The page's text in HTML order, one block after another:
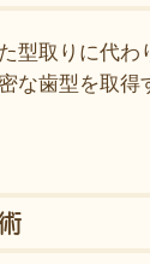
型取りに代わ
な歯型を取